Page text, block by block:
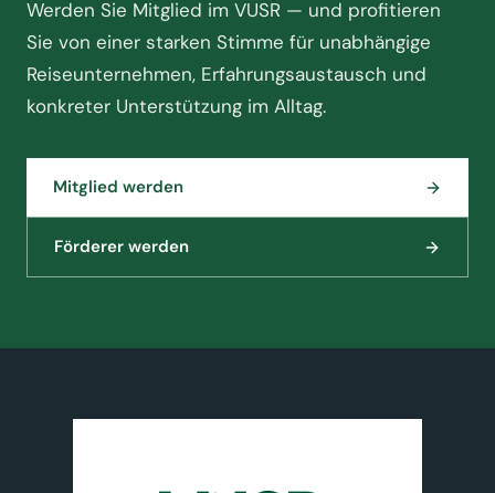
Werden Sie Mitglied im VUSR — und profitieren
Sie von einer starken Stimme für unabhängige
Reiseunternehmen, Erfahrungsaustausch und
konkreter Unterstützung im Alltag.
Mitglied werden
Förderer werden